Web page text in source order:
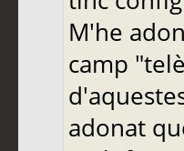
M'he
camp
adonat